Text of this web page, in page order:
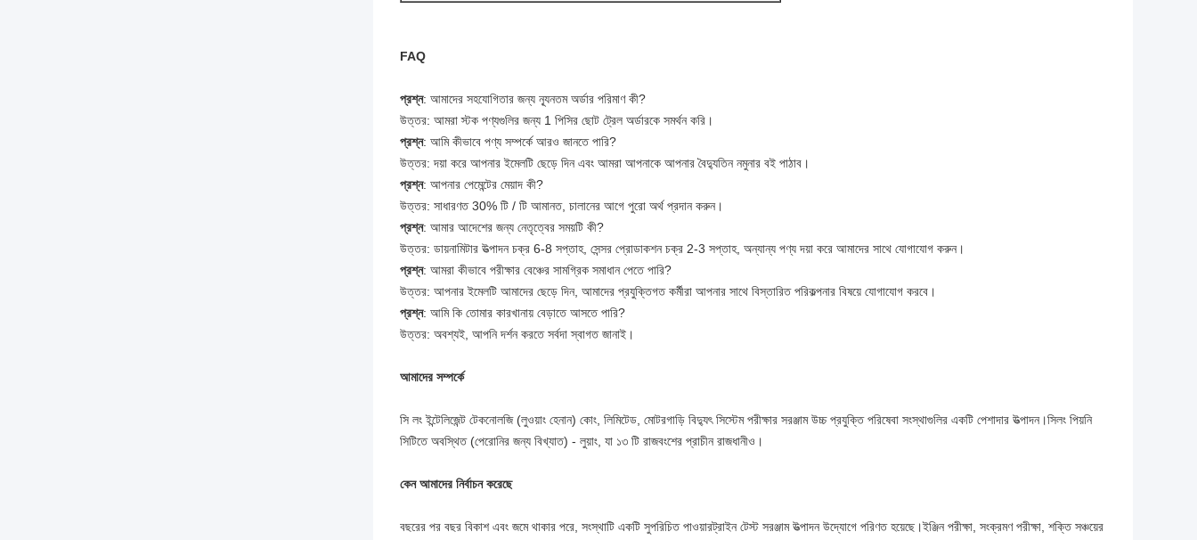
FAQ
প্রশ্ন: আমাদের সহযোগিতার জন্য ন্যূনতম অর্ডার পরিমাণ কী?
উত্তর: আমরা স্টক পণ্যগুলির জন্য 1 পিসির ছোট ট্রেল অর্ডারকে সমর্থন করি।
প্রশ্ন: আমি কীভাবে পণ্য সম্পর্কে আরও জানতে পারি?
উত্তর: দয়া করে আপনার ইমেলটি ছেড়ে দিন এবং আমরা আপনাকে আপনার বৈদ্যুতিন নমুনার বই পাঠাব।
প্রশ্ন: আপনার পেমেন্টের মেয়াদ কী?
উত্তর: সাধারণত 30% টি / টি আমানত, চালানের আগে পুরো অর্থ প্রদান করুন।
প্রশ্ন: আমার আদেশের জন্য নেতৃত্বের সময়টি কী?
উত্তর: ডায়নামিটার উত্পাদন চক্র 6-8 সপ্তাহ, সেন্সর প্রোডাকশন চক্র 2-3 সপ্তাহ, অন্যান্য পণ্য দয়া করে আমাদের সাথে যোগাযোগ করুন।
প্রশ্ন: আমরা কীভাবে পরীক্ষার বেঞ্চের সামগ্রিক সমাধান পেতে পারি?
উত্তর: আপনার ইমেলটি আমাদের ছেড়ে দিন, আমাদের প্রযুক্তিগত কর্মীরা আপনার সাথে বিস্তারিত পরিকল্পনার বিষয়ে যোগাযোগ করবে।
প্রশ্ন: আমি কি তোমার কারখানায় বেড়াতে আসতে পারি?
উত্তর: অবশ্যই, আপনি দর্শন করতে সর্বদা স্বাগত জানাই।
আমাদের সম্পর্কে
সি লং ইন্টেলিজেন্ট টেকনোলজি (লুওয়াং হেনান) কোং, লিমিটেড, মোটরগাড়ি বিদ্যুৎ সিস্টেম পরীক্ষার সরঞ্জাম উচ্চ প্রযুক্তি পরিষেবা সংস্থাগুলির একটি পেশাদার উত্পাদন।সিলং পিয়নি
সিটিতে অবস্থিত (পেরোনির জন্য বিখ্যাত) - লুয়াং, যা ১৩ টি রাজবংশের প্রাচীন রাজধানীও।
কেন আমাদের নির্বাচন করেছে
বছরের পর বছর বিকাশ এবং জমে থাকার পরে, সংস্থাটি একটি সুপরিচিত পাওয়ারট্রাইন টেস্ট সরঞ্জাম উত্পাদন উদ্যোগে পরিণত হয়েছে।ইঞ্জিন পরীক্ষা, সংক্রমণ পরীক্ষা, শক্তি সঞ্চয়ের